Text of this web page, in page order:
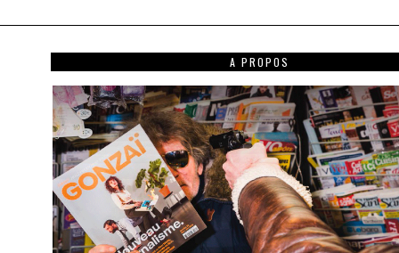
A PROPOS